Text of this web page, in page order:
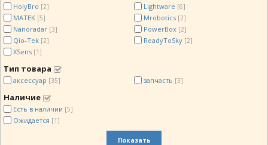
HolyBro [2] Lightware [6]
MATEK [5] Mrobotics [2]
Nanoradar [3] PowerBox [2]
Qio-Tek [2] ReadyToSky [2]
XSens [1]
Тип товара
аксессуар [35] запчасть [3]
Наличие
Есть в наличии [5]
Ожидается [1]
Показать